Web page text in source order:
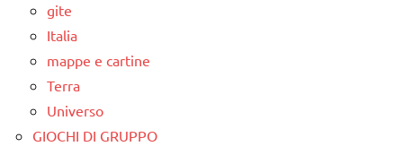
gite
Italia
mappe e cartine
Terra
Universo
GIOCHI DI GRUPPO